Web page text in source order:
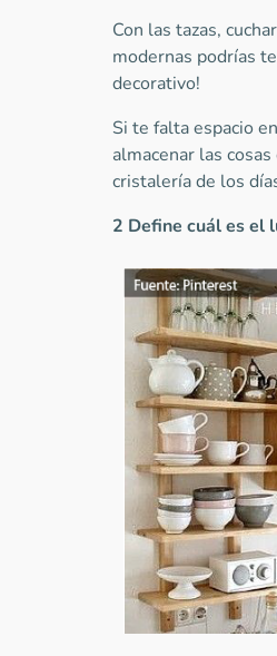
Con las tazas,
modernas podrías
decorativo!
Si te falta espacio
almacenar las
cristalería de los
2 Define cuálesel